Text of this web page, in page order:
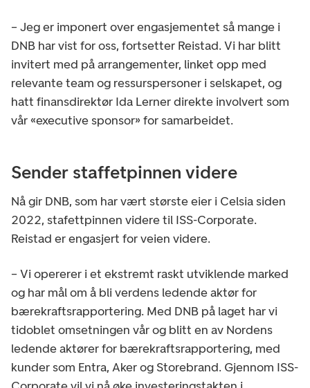
– Jeg er imponert over engasjementet så mange i
DNB har vist for oss, fortsetter Reistad. Vi har blitt
invitert med på arrangementer, linket opp med
relevante team og ressurspersoner i selskapet, og
hatt finansdirektør Ida Lerner direkte involvert som
vår «executive sponsor» for samarbeidet.
Sender staffetpinnen videre
Nå gir DNB, som har vært største eier i Celsia siden
2022, stafettpinnen videre til ISS-Corporate.
Reistad er engasjert for veien videre.
– Vi opererer i et ekstremt raskt utviklende marked
og har mål om å bli verdens ledende aktør for
bærekraftsrapportering. Med DNB på laget har vi
tidoblet omsetningen vår og blitt en av Nordens
ledende aktører for bærekraftsrapportering, med
kunder som Entra, Aker og Storebrand. Gjennom ISS-